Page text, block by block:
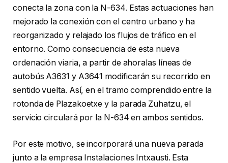
conecta la zona con la N-634. Estas actuaciones han
mejorado la conexión con el centro urbano y ha
reorganizado y relajado los flujos de tráfico en el
entorno. Como consecuencia de esta nueva
ordenación viaria, a partir de ahoralas líneas de
autobús A3631 y A3641 modificarán su recorrido en
sentido vuelta. Así, en el tramo comprendido entre la
rotonda de Plazakoetxe y la parada Zuhatzu, el
servicio circulará por la N-634 en ambos sentidos.
Por este motivo, se incorporará una nueva parada
junto a la empresa Instalaciones Intxausti. Esta